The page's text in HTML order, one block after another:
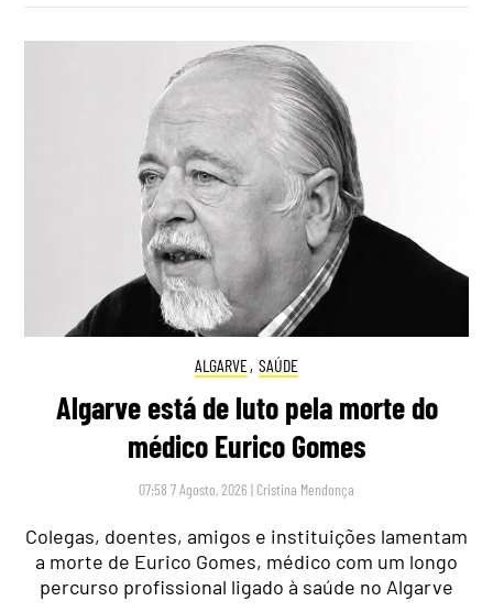
ALGARVE, SAÚDE
Algarve está de luto pela morte do
médico Eurico Gomes
07:58 7 Agosto, 2026 | Cristina Mendonça
Colegas, doentes, amigos e instituições lamentam
a morte de Eurico Gomes, médico com um longo
percurso profissional ligado à saúde no Algarve